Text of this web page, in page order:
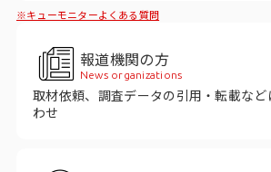
ニュース・メディア掲載
ソリューション／サービス
※キューモニターよくある質問
報道機関の方
News organizations
取材依頼、調査データの引用・転載な
わせ